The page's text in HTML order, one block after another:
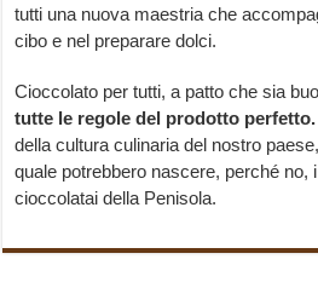
tutti una nuova maestria che
cibo e nel preparare dolci.
Cioccolato per tutti, a patto che sia
tutte le regole del prodotto perfetto.
della cultura culinaria del nostro
quale potrebbero nascere, perché no,
cioccolatai della Penisola.